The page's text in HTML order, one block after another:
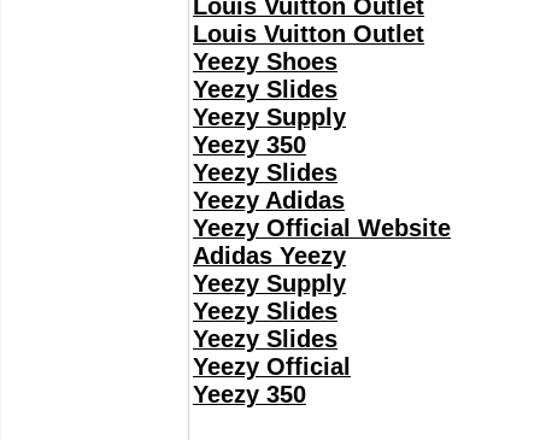
Louis Vuitton Outlet
Louis Vuitton Outlet
Yeezy Shoes
Yeezy Slides
Yeezy Supply
Yeezy 350
Yeezy Slides
Yeezy Adidas
Yeezy Official Website
Adidas Yeezy
Yeezy Supply
Yeezy Slides
Yeezy Slides
Yeezy Official
Yeezy 350